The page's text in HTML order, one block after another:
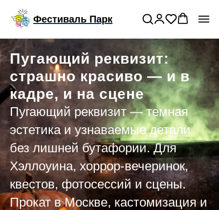
Фестиваль Парк
костюмов
Пугающий реквизит:
страшно красиво — и в
кадре, и на сцене
Пугающий реквизит — темная
эстетика и узнаваемые детали
без лишней бутафории. Для
Хэллоуина, хоррор-вечеринок,
квестов, фотосессий и сцены.
Прокат в Москве, кастомизация и